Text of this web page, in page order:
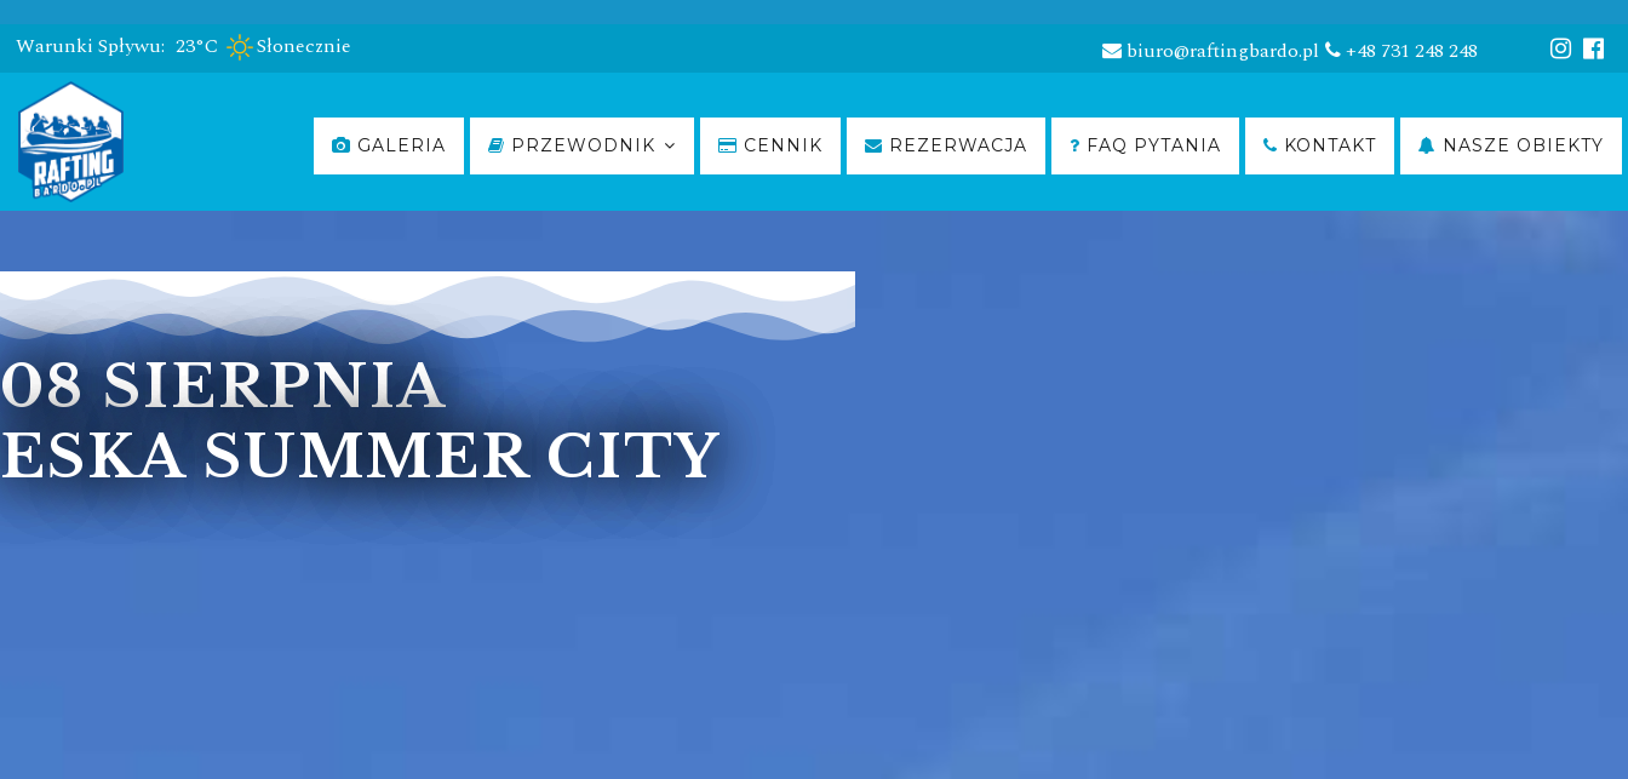
Warunki Spływu: 23°C Słonecznie biuro@raftingbardo.pl +48 731 248 248
GALERIA PRZEWODNIK CENNIK REZERWACJA FAQ PYTANIA KONTAKT NASZE OBIEKTY
08 SIERPNIA
ESKA SUMMER CITY